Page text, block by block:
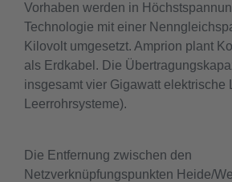
Vorhaben werden in
Technologie mit einer
Kilovolt umgesetzt. Amprion plant
als Erdkabel. Die
insgesamt vier Gigawatt elektrische
Leerrohrsysteme).
Die Entfernung zwischen den
Netzverknüpfungspunkten Heide/